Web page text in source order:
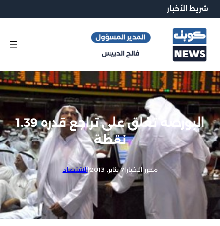
شريط الأخبار
البورصة تغلق على تراجع قدره 1.39
نقطة
محرر الاخبار|7 يناير, 2013 |الاقتصاد